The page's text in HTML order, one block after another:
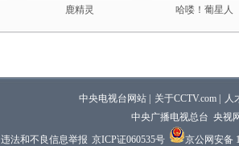
鹿精灵 哈喽！葡星人
中央电视台网站 关于CCTV.com
人
中央广播电视总台 央视
违法和不良信息举报 京ICP证060535号
京公网安备